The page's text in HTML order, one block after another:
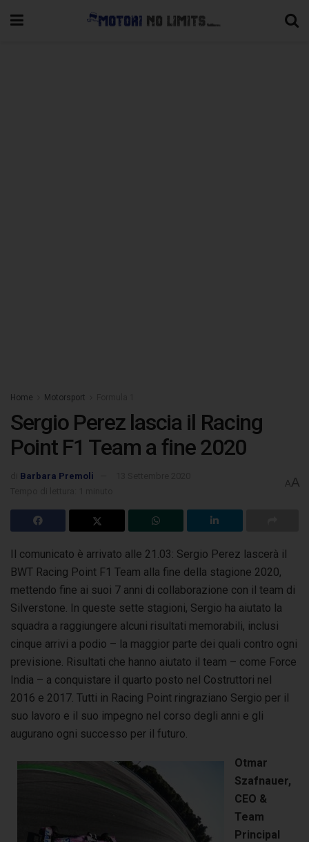
Home Motorsport
Sergio Perez lascia il Racing
Point F1 Team a fine 2020
Barbara Premoli
AA
Il comunicato è arrivato alle 21.03: Sergio Perez lascerà il
BWT Racing Point F1 Team alla fine della stagione 2020,
mettendo fine ai suoi 7 anni di collaborazione con il team di
Silverstone. In queste sette stagioni, Sergio ha aiutato la
squadra a raggiungere alcuni risultati memorabili, inclusi
cinque arrivi a podio – la maggior parte dei quali contro ogni
previsione. Risultati che hanno aiutato il team – come Force
India – a conquistare il quarto posto nel Costruttori nel
2016 e 2017. Tutti in Racing Point ringraziano Sergio per il
suo lavoro e il suo impegno nel corso degli anni e gli
augurano ogni successo per il futuro.
Otmar
Szafnauer,
CEO &
Team
Principal